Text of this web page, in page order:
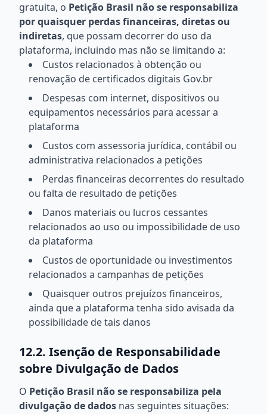
gratuita, o Petição Brasil não se responsabiliza
por quaisquer perdas financeiras, diretas ou
indiretas, que possam decorrer do uso da
plataforma, incluindo mas não se limitando a:
Custos relacionados à obtenção ou
renovação de certificados digitais Gov.br
Despesas com internet, dispositivos ou
equipamentos necessários para acessar a
plataforma
Custos com assessoria jurídica, contábil ou
administrativa relacionados a petições
Perdas financeiras decorrentes do resultado
ou falta de resultado de petições
Danos materiais ou lucros cessantes
relacionados ao uso ou impossibilidade de uso
da plataforma
Custos de oportunidade ou investimentos
relacionados a campanhas de petições
Quaisquer outros prejuízos financeiros,
ainda que a plataforma tenha sido avisada da
possibilidade de tais danos
12.2. Isenção de Responsabilidade
sobre Divulgação de Dados
O Petição Brasil não se responsabiliza pela
divulgação de dados nas seguintes situações: